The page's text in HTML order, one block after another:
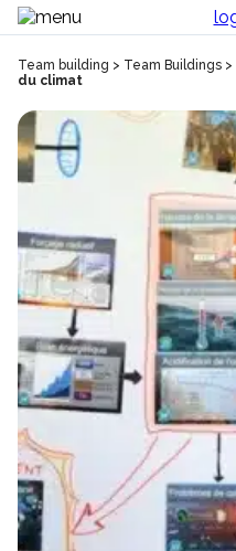
Team building > Team Buildings >
du climat